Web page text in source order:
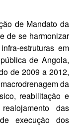
de Mandato da
de se harmonizar
estruturas em
de Angola,
de 2009 a 2012,
da
reabilitação e
das
execução dos